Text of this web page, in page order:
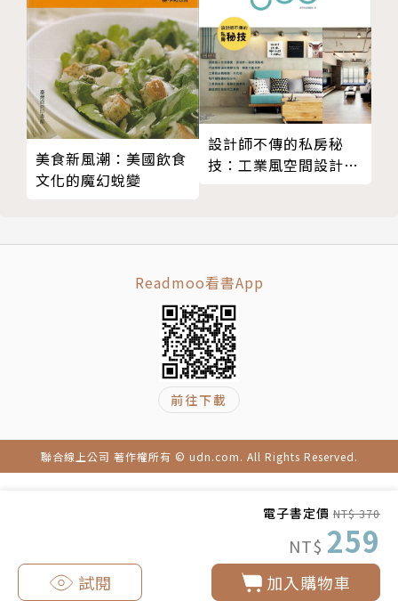
電子書定價 NT$ 370
NT$ 259
加入購物車
試閱
的完賽記錄者，為2014年玻利維亞高原170 km 6天分
站賽冠軍，更於2015年勇奪美國G2G大峽谷273 km分
站賽冠軍。即將前進2016全球四大極地超馬總冠軍
賽。
Facebook專頁：陳彥博 Tommy Chen
重要賽事紀錄：
2016 全球四大極地超馬總冠軍賽（準備中）
2014 玻利維亞6日170公里高原超馬分站賽，奪下睽違
2013 澳洲520公里內陸超馬橫越分站賽 第二名，創下
2013 加拿大育空700公里Non-stop極地超馬橫越賽
第三名，亞洲首位成功完賽、創下歷屆最年輕完賽紀錄
2012 歐洲西班牙洛哈230公里超馬山徑賽 第四名
2012 南美洲巴西170公里non-stop挑戰賽 第二名
2011 南非喀拉哈里沙漠250公里超馬賽 第三名（收錄
2010 南極洲100公里超馬賽 第二名，首位亞洲選手完
賽（收錄於《夢想‧零極限》）
美食新風潮：美國飲食
文化的魔幻蛻變
設計師不傳的私房秘
技：工業風空間設計
Readmoo看書App
前往下載
聯合線上公司 著作權所有 © udn.com. All Rights Reserved.